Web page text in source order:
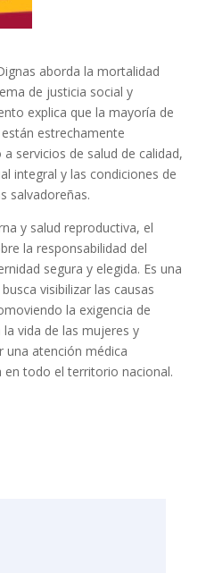
aborda la mortalidad
de justicia social y
explica que la mayoría de
estrechamente
servicios de salud de calidad,
integral y las condiciones de
salvadoreñas.
y salud reproductiva, el
la responsabilidad del
segura y elegida. Es una
visibilizar las causas
la exigencia de
vida de las mujeres y
una atención médica
en todo el territorio nacional.